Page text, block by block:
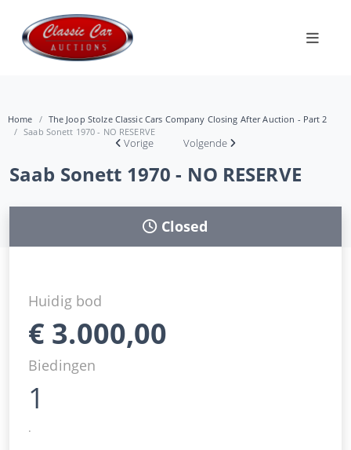
Home
The Joop Stolze Classic Cars Company Closing After Auction - Part 2
Saab Sonett 1970 - NO RESERVE
Vorige Volgende
Saab Sonett 1970 - NO RESERVE
Closed
Huidig bod
€ 3.000,00
Biedingen
1
.